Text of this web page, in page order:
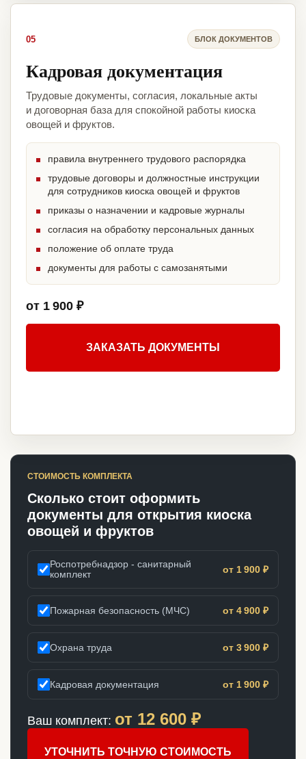
05 БЛОК ДОКУМЕНТОВ
Кадровая документация
Трудовые документы, согласия, локальные акты
и договорная база для спокойной работы киоска
овощей и фруктов.
правила внутреннего трудового распорядка
трудовые договоры и должностные инструкции
для сотрудников киоска овощей и фруктов
приказы о назначении и кадровые журналы
согласия на обработку персональных данных
положение об оплате труда
документы для работы с самозанятыми
от 1 900 ₽
ЗАКАЗАТЬ ДОКУМЕНТЫ
СТОИМОСТЬ КОМПЛЕКТА
Сколько стоит оформить
документы для открытия киоска
овощей и фруктов
Роспотребнадзор - санитарный
комплект
от 1 900 ₽
Пожарная безопасность (МЧС) от 4 900 ₽
Охрана труда от 3 900 ₽
Кадровая документация от 1 900 ₽
Ваш комплект: от 12 600 ₽
УТОЧНИТЬ ТОЧНУЮ СТОИМОСТЬ